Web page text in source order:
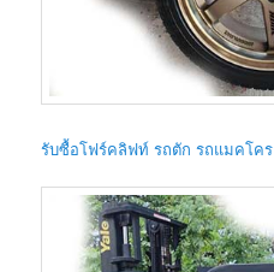
รับซื้อโฟร์คลิฟท์ รถตัก รถแมคโคร